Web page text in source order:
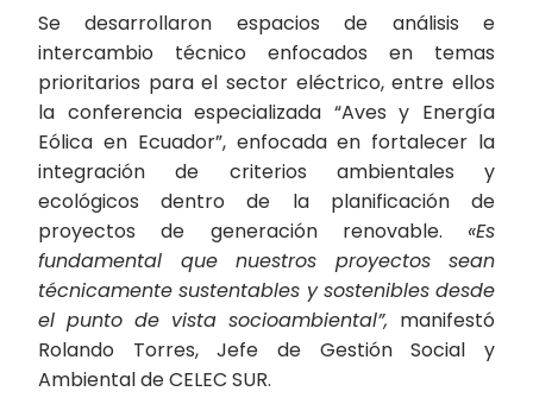
Se desarrollaron espacios de análisis e
intercambio técnico enfocados en temas
prioritarios para el sector eléctrico, entre ellos
la conferencia especializada “Aves y Energía
Eólica en Ecuador”, enfocada en fortalecer la
integración de criterios ambientales y
ecológicos dentro de la planificación de
proyectos de generación renovable. «Es
fundamental que nuestros proyectos sean
técnicamente sustentables y sostenibles desde
el punto de vista socioambiental”, manifestó
Rolando Torres, Jefe de Gestión Social y
Ambiental de CELEC SUR.